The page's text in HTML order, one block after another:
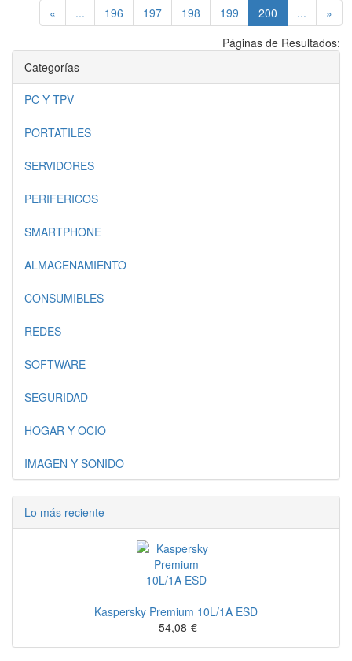
« ... 196 197 198 199 200 (current)
...
»
Páginas de Resultados:
Categorías
PC Y TPV
PORTATILES
SERVIDORES
PERIFERICOS
SMARTPHONE
ALMACENAMIENTO
CONSUMIBLES
REDES
SOFTWARE
SEGURIDAD
HOGAR Y OCIO
IMAGEN Y SONIDO
Lo más reciente
Kaspersky Premium 10L/1A ESD
54,08 €